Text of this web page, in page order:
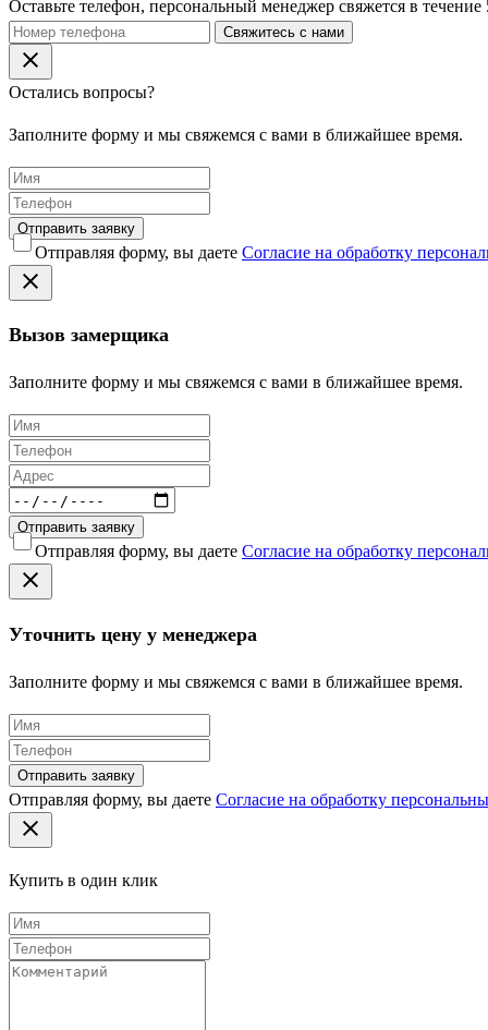
Оставьте телефон, персональный менеджер свяжется в
Свяжитесь с нами
Остались вопросы?
Заполните форму и мы свяжемся с вами в ближайшее время.
Отправить заявку
Отправляя форму, вы даете Согласие на обработку
Вызов замерщика
Заполните форму и мы свяжемся с вами в ближайшее время.
Отправить заявку
Отправляя форму, вы даете Согласие на обработку
Уточнить цену у менеджера
Заполните форму и мы свяжемся с вами в ближайшее время.
Отправить заявку
Отправляя форму, вы даете Согласие на обработку
Купить в один клик